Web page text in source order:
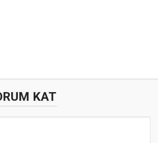
KAT